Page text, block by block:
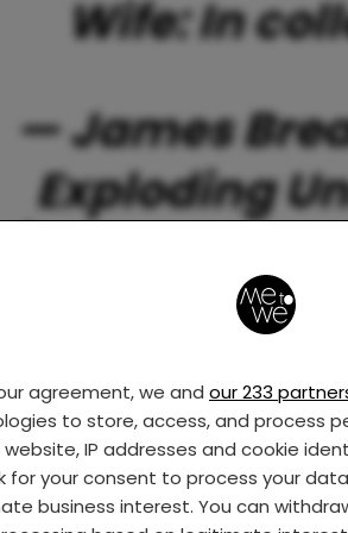
agreement, we and our 233
to store, access, and process
IP addresses and cookie
for your consent to process your
business interest. You can
Wife: In
— James
Exploding
October 12,
eigenlijk
to